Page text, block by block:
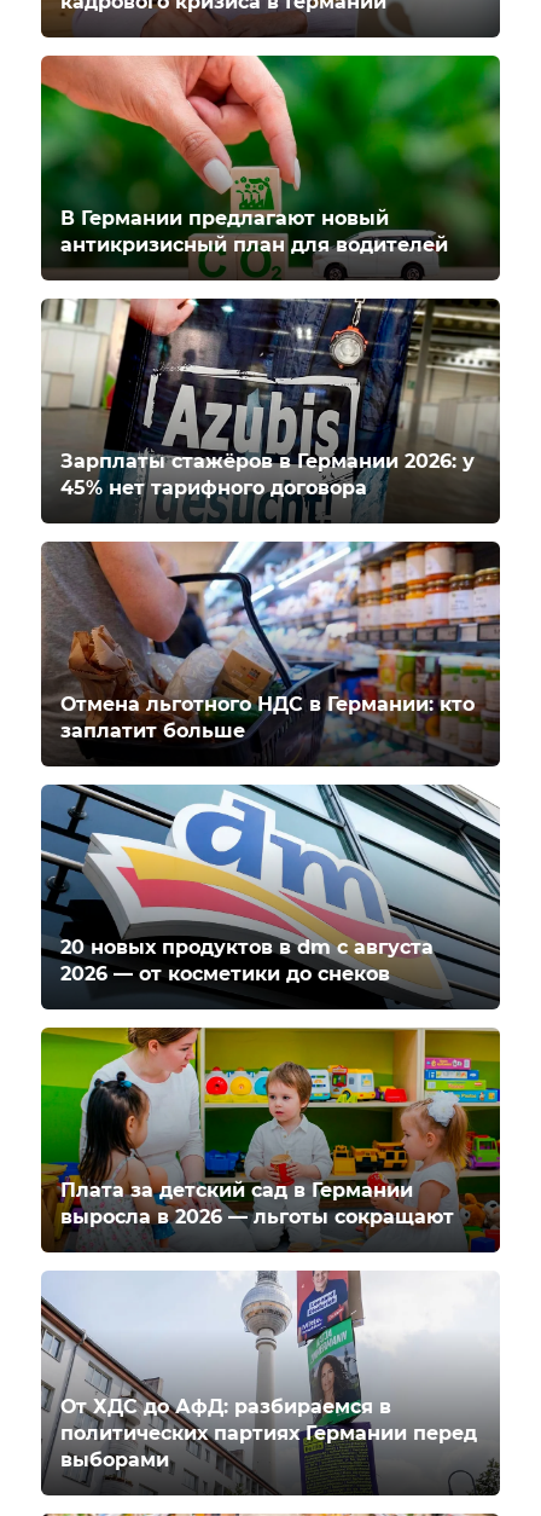
В Германии предлагают новый
антикризисный план для водителей
Зарплаты стажёров в Германии 2026: у
45% нет тарифного договора
Отмена льготного НДС в Германии: кто
заплатит больше
20 новых продуктов в dm с августа
2026 — от косметики до снеков
Плата за детский сад в Германии
выросла в 2026 — льготы сокращают
От ХДС до АфД: разбираемся в
политических партиях Германии перед
выборами